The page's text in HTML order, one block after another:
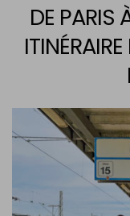
DE PARIS